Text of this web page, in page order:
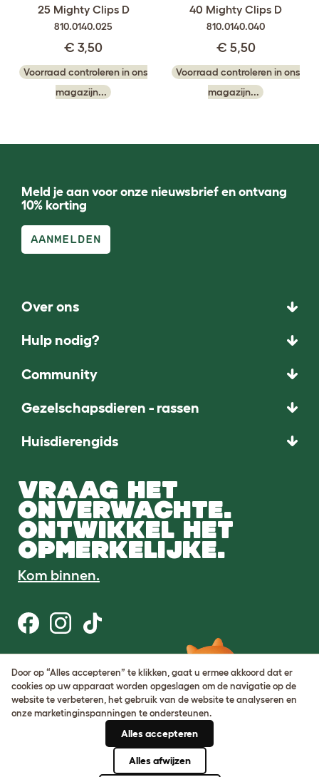
25 Mighty Clips D
810.0140.025
€ 3,50
Voorraad controleren in ons
magazijn...
40 Mighty Clips D
810.0140.040
€ 5,50
Voorraad controleren in ons
magazijn...
Meld je aan voor onze nieuwsbrief en ontvang
10% korting
AANMELDEN
Over ons
Hulp nodig?
Community
Gezelschapsdieren - rassen
Huisdierengids
VRAAG HET
ONVERWACHTE.
ONTWIKKEL HET
OPMERKELIJKE.
Kom binnen.
Gebruiksvoorwaarden
Cookie & privacybeleid
Cookie Settings
Sitemap
BTW-nummer: DE317631106
Door op “Alles accepteren” te klikken, gaat u ermee akkoord dat er
cookies op uw apparaat worden opgeslagen om de navigatie op de
website te verbeteren, het gebruik van de website te analyseren en
onze marketinginspanningen te ondersteunen.
Alles accepteren
Alles afwijzen